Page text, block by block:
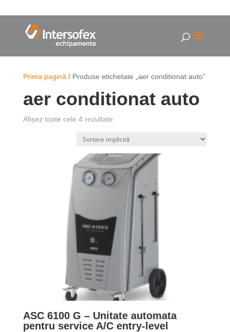
Prima pagină / Produse etichetate „aer conditionat auto”
aer conditionat auto
Afișez toate cele 4 rezultate
ASC 6100 G – Unitate automata
pentru service A/C entry-level